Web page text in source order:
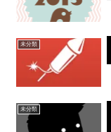
未分類
未分類